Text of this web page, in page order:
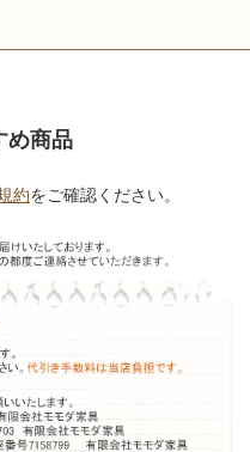
め商品
約をご確認ください。